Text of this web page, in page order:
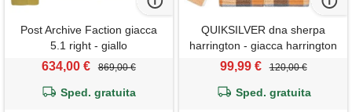
Post Archive Faction giacca
5.1 right - giallo
634,00 € 869,00 €
Sped. gratuita
QUIKSILVER dna sherpa
harrington - giacca harrington
da uomo almond sherpa
99,99 € 120,00 €
Sped. gratuita